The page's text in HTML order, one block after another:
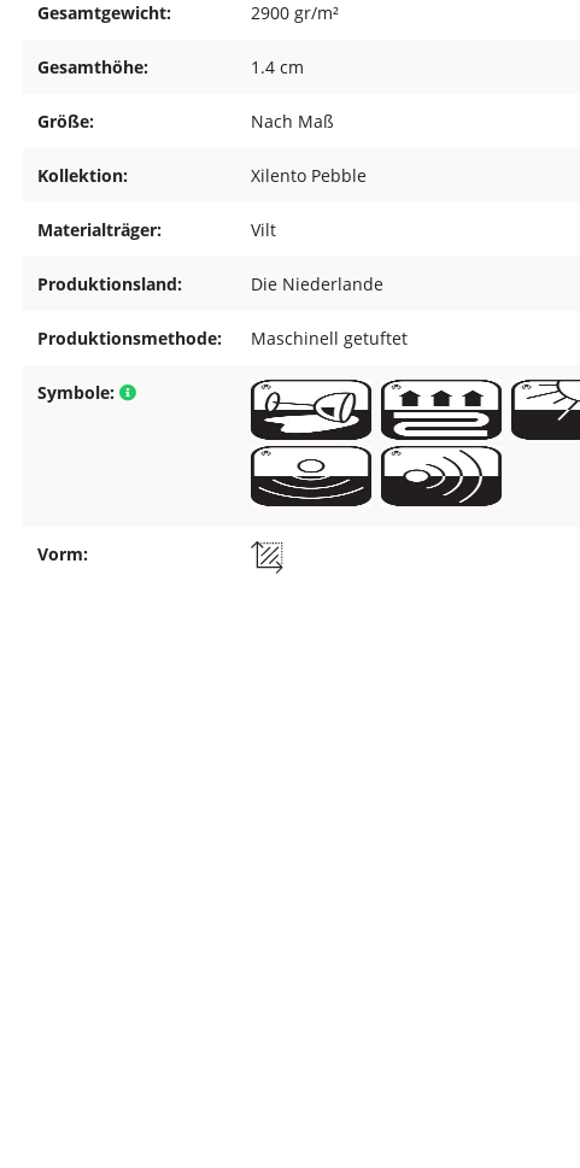
Gesamtgewicht: 2900 gr/m²
Gesamthöhe: 1.4 cm
Größe: Nach Maß
Kollektion: Xilento Pebble
Materialträger: Vilt
Produktionsland: Die Niederlande
Produktionsmethode: Maschinell getuftet
Symbole:
Vorm: